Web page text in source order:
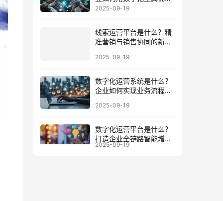
客户全周期
2025-09-19
线索运营平台是什么？精
准营销与销售协同的新增
企业如何实现业务流程与
数据一体化
数字化运营平台是什么？
打造企业全链路智能增长
的底座
2025-09-19